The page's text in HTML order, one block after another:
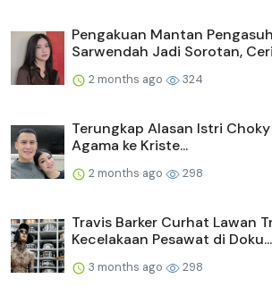
Pengakuan Mantan
Sarwendah Jadi Sorotan,
2 months ago 324
Terungkap Alasan Istri
Agama ke Kriste...
2 months ago 298
Travis Barker Curhat Lawan
Kecelakaan Pesawat di Doku...
3 months ago 298